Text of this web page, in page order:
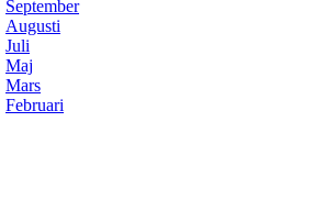
September
Augusti
Juli
Maj
Mars
Februari